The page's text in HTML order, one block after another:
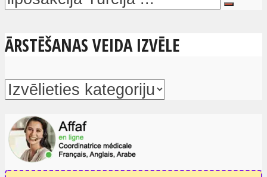
ĀRSTĒŠANAS VEIDA IZVĒLE